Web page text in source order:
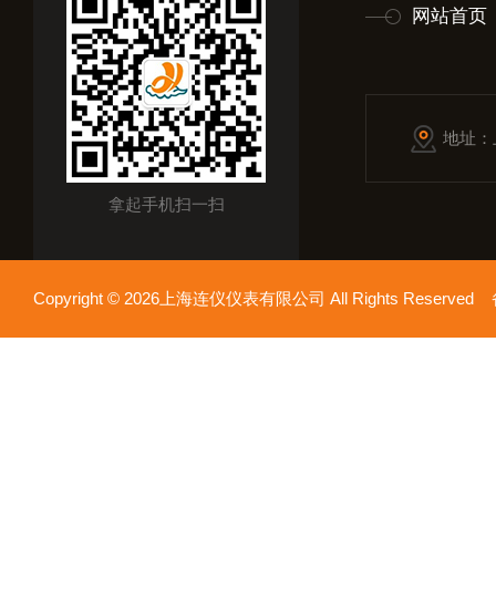
拿起手机扫一扫
网站首页
地址
Copyright © 2026上海连仪仪表有限公司 All Rights Reserved